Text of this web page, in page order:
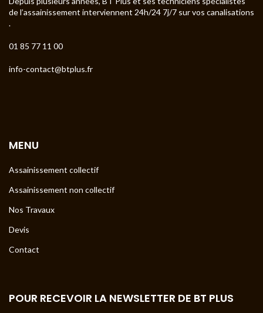
de l’assainissement interviennent 24h/24 7j/7 sur vos canalisations
.
01 85 77 11 00
info-contact@btplus.fr
MENU
Assainissement collectif
Assainissement non collectif
Nos Travaux
Devis
Contact
POUR RECEVOIR LA NEWSLETTER DE BT PLUS